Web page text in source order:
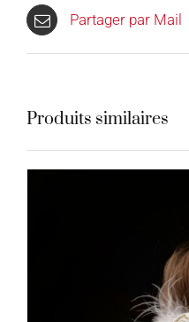
Partager par Mail
Produits similaires